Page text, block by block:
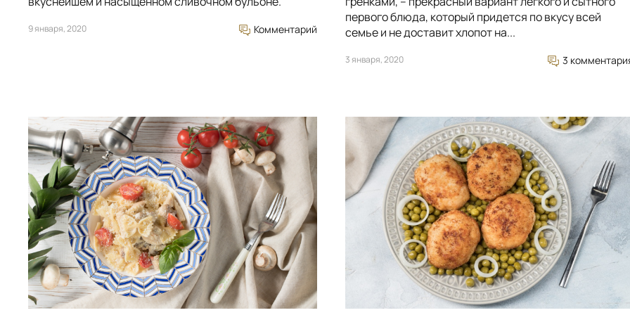
9 января, 2020 Комментарий
первого блюда, который придется по вкусу всей
семье и не доставит хлопот на...
3 января, 2020 3